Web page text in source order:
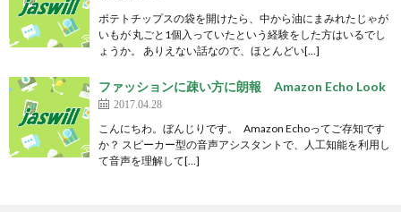
ポテトチップスの袋を開けたら、中から油にまみれたじゃが
いもが 丸ごと1個入っていたという経験をした方はいるでし
ょうか。 ありえない話なので、ほとんどい[…]
ファッションに疎い方に朗報 Amazon Echo Look
2017.04.28
こんにちわ。ぼんじりです。 Amazon Echoってご存知です
か？ スピーカー型の音声アシスタントで、人工知能を利用し
て音声を理解して[…]